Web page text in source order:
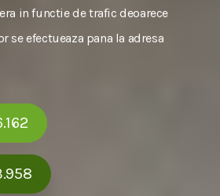
in functie de trafic deoarece
se efectueaza pana la adresa